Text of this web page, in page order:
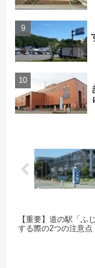
【重要】道の駅「ふ
する際の2つの注意点